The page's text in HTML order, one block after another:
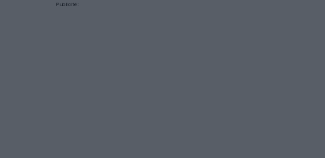
Publicité: